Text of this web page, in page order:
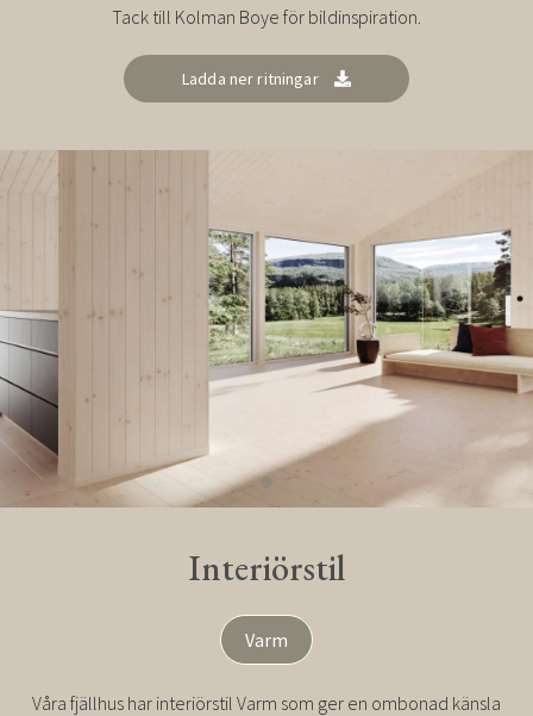
Tack till Kolman Boye för bildinspiration.
Ladda ner ritningar
Interiörstil
Varm
Våra fjällhus har interiörstil Varm som ger en ombonad känsla